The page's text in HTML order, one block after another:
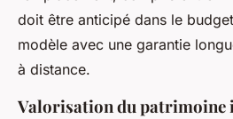
doit être anticipé dans le
modèle avec une garantie
à distance.
Valorisation du